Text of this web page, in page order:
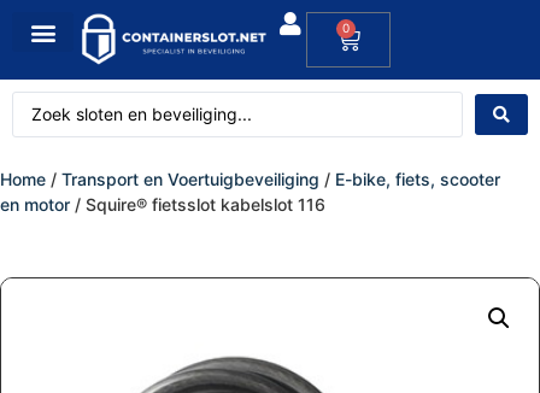
0
Home / Transport en Voertuigbeveiliging / E-bike, fiets, scooter
en motor / Squire® fietsslot kabelslot 116